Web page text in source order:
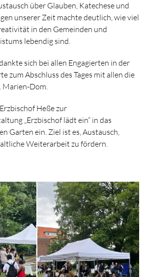
über Glauben, Katechese und
unserer Zeit machte deutlich, wie viel
in den Gemeinden und
lebendig sind.
sich bei allen Engagierten in der
zum Abschluss des Tages mit allen die
Marien-Dom.
Heße zur
„Erzbischof lädt ein“ in das
Garten ein. Ziel ist es, Austausch,
Weiterarbeit zu fördern.